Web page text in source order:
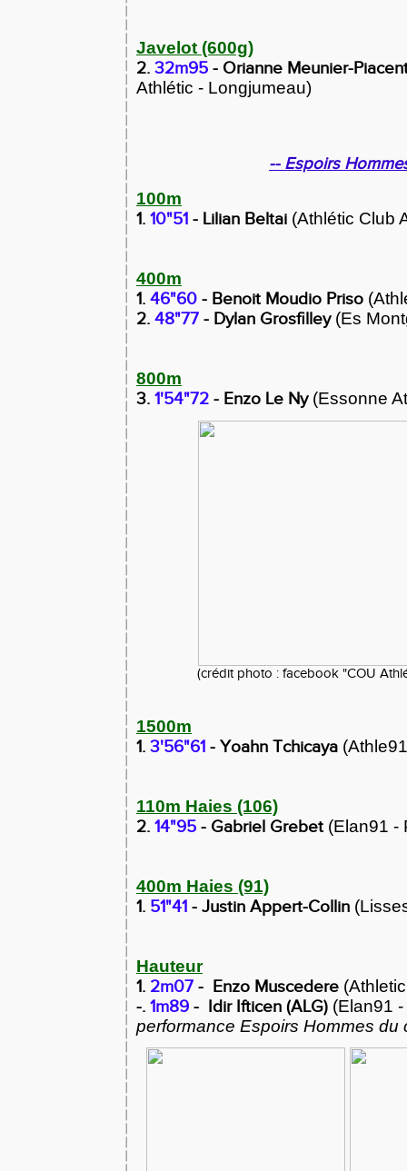
Javelot (600g)
2. 32m95 - Orianne Meunier-
Athlétic - Longjumeau)
-- Espoirs
100m
1. 10"51 - Lilian Beltai (Athlétic Club
400m
1. 46"60 - Benoit Moudio Priso
2. 48"77 - Dylan Grosfilley(Es
800m
3. 1'54"72 - Enzo Le Ny(Essonne
(crédit photo : facebook "COU
1500m
1. 3'56"61 - Yoahn Tchicaya
110m Haies (106)
2. 14"95 - Gabriel Grebet (Elan91 -
400m Haies (91)
1. 51"41 - Justin Appert-Collin
Hauteur
1. 2m07 - Enzo Muscedere
-. 1m89 - Idir Ifticen (ALG) (Elan91
performance Espoirs Hommes du